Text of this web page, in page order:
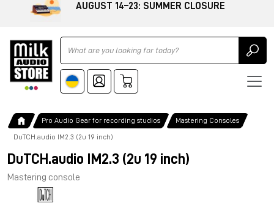
AUGUST 14–23: SUMMER CLOSURE
Ricerca
Pro Audio Gear for recording studios Mastering Consoles
DuTCH.audio IM2.3 (2u 19 inch)
DuTCH.audio IM2.3 (2u 19 inch)
Mastering console